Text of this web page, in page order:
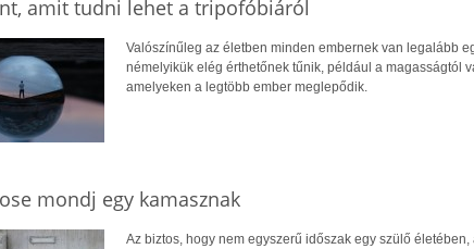
amit tudni lehet a tripofóbiáról
Valószínűleg az életben minden embernek van legalább
némelyikük elég érthetőnek tűnik, például a magasságtól
amelyeken a legtöbb ember meglepődik.
mondj egy kamasznak
Az biztos, hogy nem egyszerű időszak egy szülő